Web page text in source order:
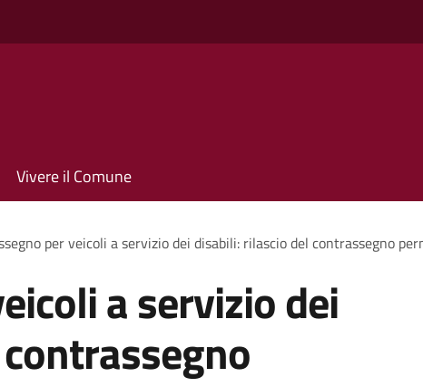
Vivere il Comune
per veicoli a servizio dei disabili: rilascio del contrassegno
a servizio dei